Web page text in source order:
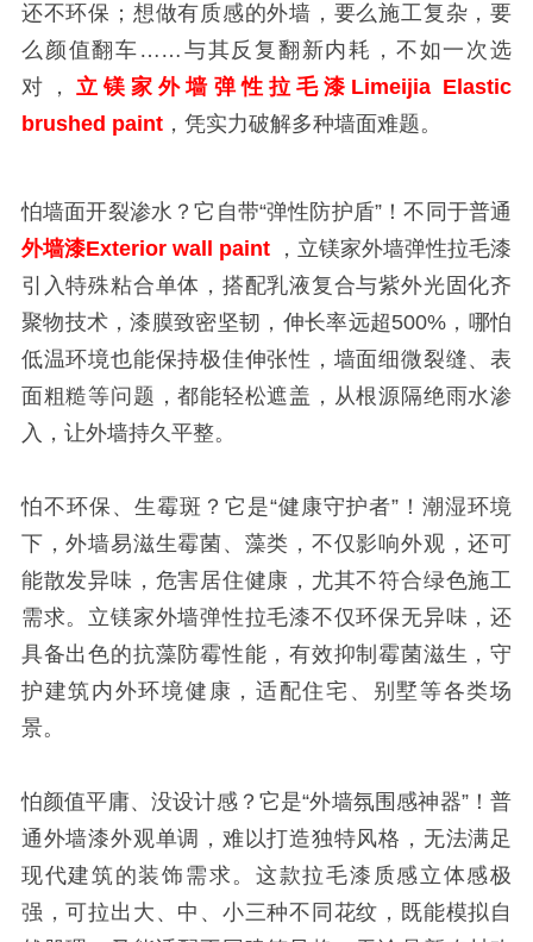
还不环保；想做有质感的外墙，要么施工复杂，要
么颜值翻车……与其反复翻新内耗，不如一次选
对，立镁家外墙弹性拉毛漆Limeijia Elastic
brushed paint，凭实力破解多种墙面难题。
怕墙面开裂渗水？它自带“弹性防护盾”！不同于普通
外墙漆Exterior wall paint
，立镁家外墙弹性拉毛漆
引入特殊粘合单体，搭配乳液复合与紫外光固化齐
聚物技术，漆膜致密坚韧，伸长率远超500%，哪怕
低温环境也能保持极佳伸张性，墙面细微裂缝、表
面粗糙等问题，都能轻松遮盖，从根源隔绝雨水渗
入，让外墙持久平整。
怕不环保、生霉斑？它是“健康守护者”！潮湿环境
下，外墙易滋生霉菌、藻类，不仅影响外观，还可
能散发异味，危害居住健康，尤其不符合绿色施工
需求。立镁家外墙弹性拉毛漆不仅环保无异味，还
具备出色的抗藻防霉性能，有效抑制霉菌滋生，守
护建筑内外环境健康，适配住宅、别墅等各类场
景。
怕颜值平庸、没设计感？它是“外墙氛围感神器”！普
通外墙漆外观单调，难以打造独特风格，无法满足
现代建筑的装饰需求。这款拉毛漆质感立体感极
强，可拉出大、中、小三种不同花纹，既能模拟自